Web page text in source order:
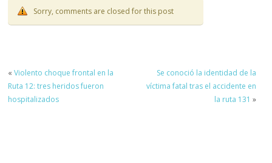
Sorry, comments are closed for this post
«Violento choque frontal en la
Ruta 12: tres heridos fueron
hospitalizados
Se conoció la identidad de la
víctima fatal tras el accidente en
la ruta 131 »